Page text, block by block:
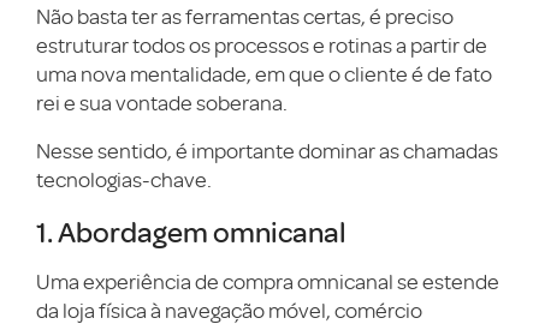
Não basta ter as ferramentas certas, é preciso
estruturar todos os processos e rotinas a partir de
uma nova mentalidade, em que o cliente é de fato
rei e sua vontade soberana.
Nesse sentido, é importante dominar as chamadas
tecnologias-chave.
1. Abordagem omnicanal
Uma experiência de compra omnicanal se estende
da loja física à navegação móvel, comércio